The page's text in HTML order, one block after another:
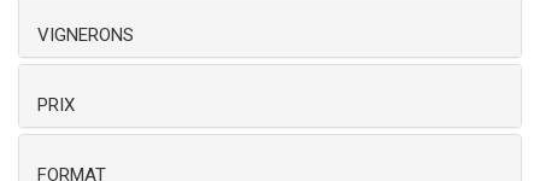
VIGNERONS
PRIX
FORMAT